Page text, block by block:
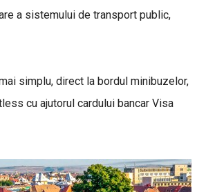
a sistemului de transport public,
simplu, direct la bordul minibuzelor,
cu ajutorul cardului bancar Visa